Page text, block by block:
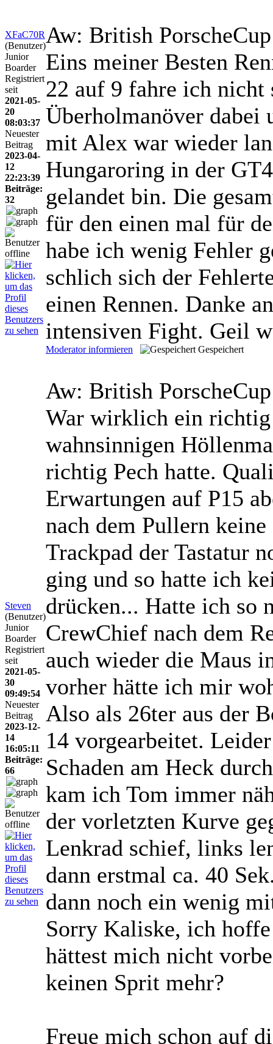
XFaC70R
(Benutzer)
Junior
Boarder
Registriert
seit
2021-05-
20
08:03:37
Neuester
Beitrag
2023-04-
12
22:23:39
Beiträge:
32
Aw: British
Eins meiner Besten
22 auf 9 fahre ich nicht
Überholmanöver dabei
mit Alex war wieder
Hungaroring in der
gelandet bin. Die
für den einen mal für
habe ich wenig Fehler
schlich sich der
einen Rennen. Danke
intensiven Fight. Geil
Moderator informieren Gespeichert
Steven
(Benutzer)
Junior
Boarder
Registriert
seit
2021-05-
30
09:49:54
Neuester
Beitrag
2023-12-
14
16:05:11
Beiträge:
66
Aw: British
War wirklich ein
wahnsinnigen
richtig Pech hatte.
Erwartungen auf P15
nach dem Pullern
Trackpad der Tastatur
ging und so hatte ich
drücken... Hatte ich so
CrewChief nach dem
auch wieder die Maus
vorher hätte ich mir
Also als 26ter aus der
14 vorgearbeitet.
Schaden am Heck
kam ich Tom immer
der vorletzten Kurve
Lenkrad schief, links
dann erstmal ca. 40
dann noch ein wenig
Sorry Kaliske, ich
hättest mich nicht
keinen Sprit mehr?
Freue mich schon auf